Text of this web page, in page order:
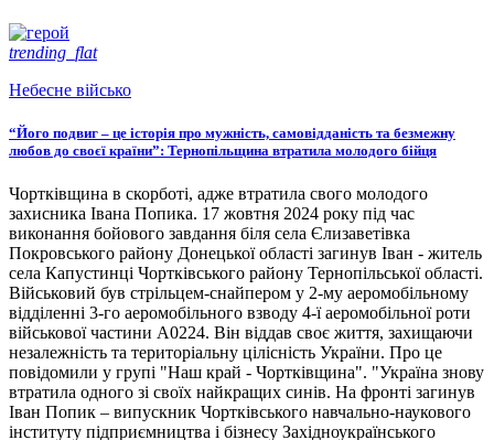
trending_flat
Небесне військо
“Його подвиг – це історія про мужність, самовідданість та безмежну
любов до своєї країни”: Тернопільщина втратила молодого бійця
Чортківщина в скорботі, адже втратила свого молодого
захисника Івана Попика. 17 жовтня 2024 року під час
виконання бойового завдання біля села Єлизаветівка
Покровського району Донецької області загинув Іван - житель
села Капустинці Чортківського району Тернопільської області.
Військовий був стрільцем-снайпером у 2-му аеромобільному
відділенні 3-го аеромобільного взводу 4-ї аеромобільної роти
військової частини А0224. Він віддав своє життя, захищаючи
незалежність та територіальну цілісність України. Про це
повідомили у групі "Наш край - Чортківщина". "Україна знову
втратила одного зі своїх найкращих синів. На фронті загинув
Іван Попик – випускник Чортківського навчально-наукового
інституту підприємництва і бізнесу Західноукраїнського